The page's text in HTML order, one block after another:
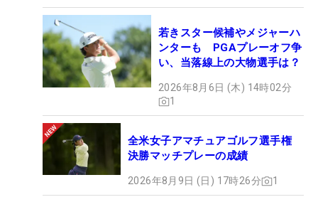
若きスター候補やメジャーハ
ンターも PGAプレーオフ争
い、当落線上の大物選手は？
2026年8月6日 (木) 14時02分
1
全米女子アマチュアゴルフ選手権
決勝マッチプレーの成績
2026年8月9日 (日) 17時26分 1